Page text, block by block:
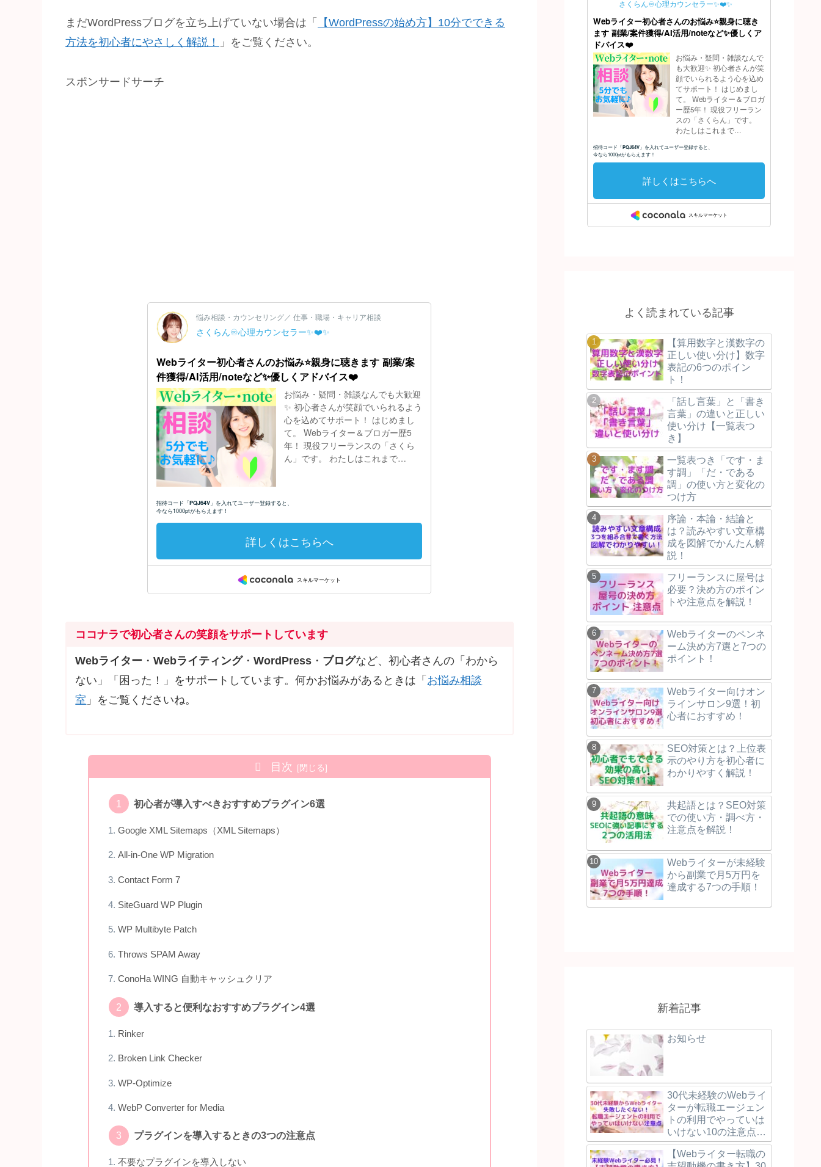
まだWordPressブログを立ち上げていない場合は「
【WordPressの始め方】10分でできる
方法を初心者にやさしく解説！
」をご覧ください。
スポンサードサーチ
ココナラで初心者さんの笑顔をサポートしています
Webライター ・Webライティング・WordPress ・ ブログなど、初心者さんの「わから
ない」「困った！」をサポートしています。何かお悩みがあるときは「 お悩み相談
室 」をご覧くださいね。
目次
初心者が導入すべきおすすめプラグイン6選
Google XML Sitemaps（XML Sitemaps）
All-in-One WP Migration
Contact Form 7
SiteGuard WP Plugin
WP Multibyte Patch
Throws SPAM Away
ConoHa WING 自動キャッシュクリア
導入すると便利なおすすめプラグイン4選
Rinker
Broken Link Checker
WP-Optimize
WebP Converter for Media
プラグインを導入するときの3つの注意点
不要なプラグインを導入しない
よく読まれている記事
【算用数字と漢数字の
正しい使い分け】数字
表記の6つのポイン
ト！
「話し言葉」と「書き
言葉」の違いと正しい
使い分け【一覧表つ
き】
一覧表つき「です・ま
す調」「だ・である
調」の使い方と変化の
つけ方
序論・本論・結論と
は？読みやすい文章構
成を図解でかんたん解
説！
フリーランスに屋号は
必要？決め方のポイン
トや注意点を解説！
Webライターのペンネ
ーム決め方7選と7つの
ポイント！
Webライター向けオン
ラインサロン9選！初
心者におすすめ！
SEO対策とは？上位表
示のやり方を初心者に
わかりやすく解説！
共起語とは？SEO対策
での使い方・調べ方・
注意点を解説！
Webライターが未経験
から副業で月5万円を
達成する7つの手順！
新着記事
お知らせ
30代未経験のWebライ
ターが転職エージェン
トの利用でやっていは
いけない10の注意点と
失敗しないために押え
るべき3つのポイント
【Webライター転職の